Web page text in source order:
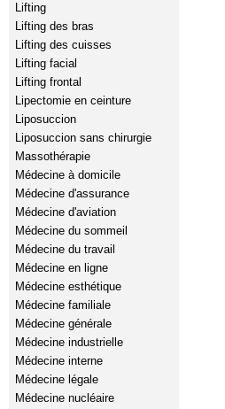
Lifting
Lifting des bras
Lifting des cuisses
Lifting facial
Lifting frontal
Lipectomie en ceinture
Liposuccion
Liposuccion sans chirurgie
Massothérapie
Médecine à domicile
Médecine d'assurance
Médecine d'aviation
Médecine du sommeil
Médecine du travail
Médecine en ligne
Médecine esthétique
Médecine familiale
Médecine générale
Médecine industrielle
Médecine interne
Médecine légale
Médecine nucléaire